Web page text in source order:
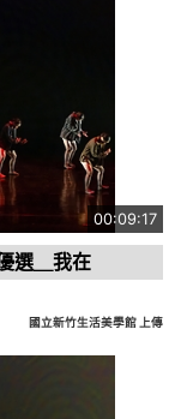
00:09:17
選＿我在
國立新竹生活美學館 上傳